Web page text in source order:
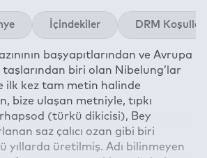
Twitter
Linkedin
Whatsapp
E-mail
İçindekiler DRM Koşulları
başyapıtlarından ve Avrupa
biri olan Nibelung’lar
ilk kez tam metin halinde
bize ulaşan metniyle, tıpkı
rhapsod (türkü dikicisi), Bey
saz çalıcı ozan gibi biri
yıllarda üretilmiş. Adı bilinmeyen